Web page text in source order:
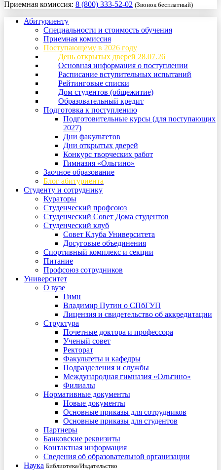
Приемная комиссия: 8 (800) 333-52-02 (Звонок бесплатный)
Абитуриенту
Специальности и стоимость обучения
Приемная комиссия
Поступающему в 2026 году
День открытых дверей 28.07.26
Основная информация о поступлении
Расписание вступительных испытаний
Рейтинговые списки
Дом студентов (общежитие)
Образовательный кредит
Подготовка к поступлению
Подготовительные курсы (для поступающих
2027)
Дни факультетов
Дни открытых дверей
Конкурс творческих работ
Гимназия «Ольгино»
Заочное образование
Блог абитуриента
Студенту и сотруднику
Кураторы
Студенческий профсоюз
Студенческий Совет Дома студентов
Студенческий клуб
Совет Клуба Университета
Досуговые объединения
Спортивный комплекс и секции
Питание
Профсоюз сотрудников
Университет
О вузе
Гимн
Владимир Путин о СПбГУП
Лицензия и свидетельство об аккредитации
Структура
Почетные доктора и профессора
Ученый совет
Ректорат
Факультеты и кафедры
Подразделения и службы
Международная гимназия «Ольгино»
Филиалы
Нормативные документы
Новые документы
Основные приказы для сотрудников
Основные приказы для студентов
Партнеры
Банковские реквизиты
Контактная информация
Сведения об образовательной организации
Наука Библиотека/Издательство